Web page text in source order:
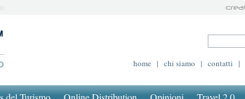
home | chi siamo | contatti |